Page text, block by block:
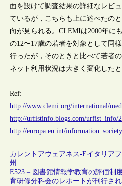
面を設けて調査結果の詳細なレビ
ているが，こちらも上に述べたの
向が見られる。CLEMIは2000年に
の12〜17歳の若者を対象として同
行ったが，そのときと比べて若者
ネット利用状況は大きく変化したと
Ref:
http://www.clemi.org/international/
http://urfistinfo.blogs.com/urfist_info/
http://europa.eu.int/
カレントアウェアネス-Eイタリア
州
E523 – 図書館情報学教育の評価制
育研修分科会のレポートが刊行さ